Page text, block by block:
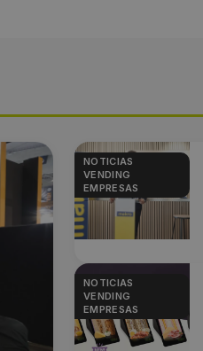
NOTICIAS
VENDING
EMPRESAS
NOTICIAS
VENDING
EMPRESAS